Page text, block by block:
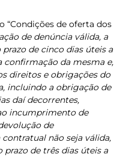
de oferta dos
de denúncia válida, a
de cinco dias úteis a
confirmação da mesma e,
direitos e obrigações do
incluindo a obrigação de
daí decorrentes,
incumprimento de
de
não seja válida,
prazo de três dias úteis a